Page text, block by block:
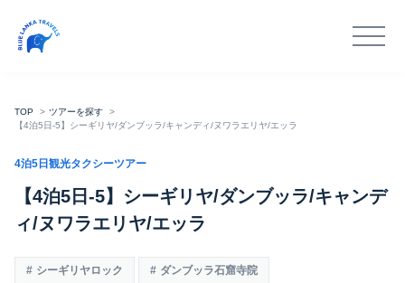
TOP
ツアーを探す
【4泊5日-5】シーギリヤ/ダンブッラ/キャンディ/ヌワラエリヤ/エッラ
4泊5日観光タクシーツアー
【4泊5日-5】シーギリヤ/ダンブッラ/キャンデ
ィ/ヌワラエリヤ/エッラ
シーギリヤロック ダンブッラ石窟寺院